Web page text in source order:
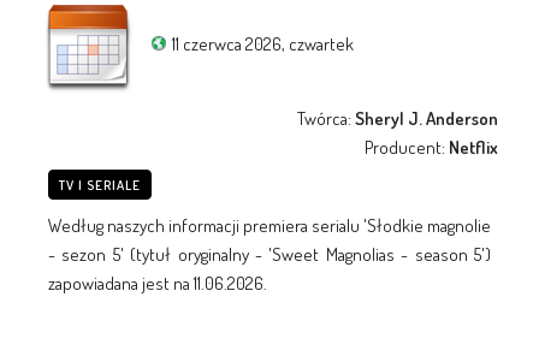
11 czerwca 2026, czwartek
Twórca:Sheryl J. Anderson
Producent: Netflix
TV I SERIALE
Według naszych informacji premiera serialu 'Słodkie magnolie
- sezon 5' (tytuł oryginalny - 'Sweet Magnolias - season 5')
zapowiadana jest na 11.06.2026.